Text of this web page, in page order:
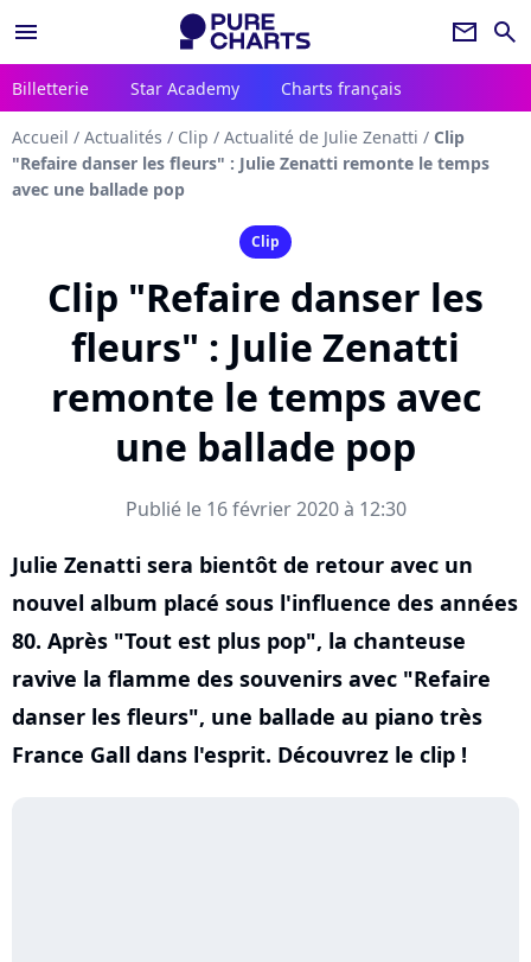
menu newsletter search
Billetterie Star Academy Charts français
Accueil / Actualités / Clip / Actualité de Julie Zenatti / Clip
"Refaire danser les fleurs" : Julie Zenatti remonte le temps
avec une ballade pop
Clip
Clip "Refaire danser les
fleurs" : Julie Zenatti
remonte le temps avec
une ballade pop
Publié le 16 février 2020 à 12:30
Julie Zenatti sera bientôt de retour avec un
nouvel album placé sous l'influence des années
80. Après "Tout est plus pop", la chanteuse
ravive la flamme des souvenirs avec "Refaire
danser les fleurs", une ballade au piano très
France Gall dans l'esprit. Découvrez le clip !